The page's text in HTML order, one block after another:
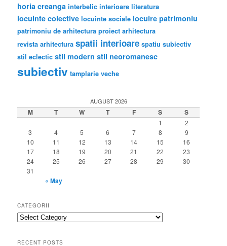
horia creanga interbelic interioare literatura
locuinte colective locuinte sociale locuire patrimoniu
patrimoniu de arhitectura proiect arhitectura
revista arhitectura spatii interioare spatiu subiectiv
stil eclectic stil modern stil neoromanesc
subiectiv tamplarie veche
AUGUST 2026
M T W T F S S
1
2
3
4 5 6 7 8
9
10
11 12 13 14 15
16
17
18 19 20 21 22
23
24
25 26 27 28 29
30
31
« May
CATEGORII
categorii
RECENT POSTS